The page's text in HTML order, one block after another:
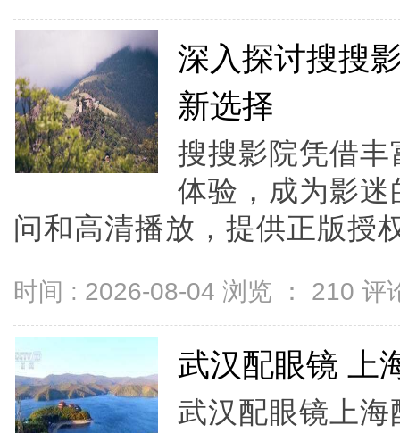
深入探讨搜搜
新选择
搜搜影院凭借
体验，成为影
问和高清播放，提供正版授
时间 : 2026-08-04 浏览 ： 210 评
武汉配眼镜 上
武汉配眼镜上